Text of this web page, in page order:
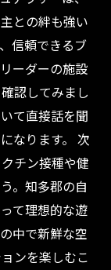
との絆も強い
信頼できるブ
ーダーの施設
認してみまし
て直接話を聞
なります。 次
チン接種や健
。知多郡の自
て理想的な遊
中で新鮮な空
ンを楽しむこ